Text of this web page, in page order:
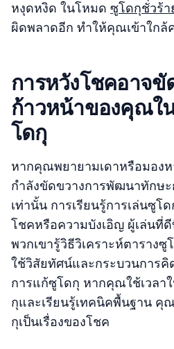
หงุดหงิด ในโหมด ซูโดกุชั่วร้า
ผิดพลาดอีก ทำให้คุณเข้าใก
การหวังโชคอาจ
ก้าวหน้าของคุณใ
โดกุ
หากคุณพยายามเดาหรือมอง
กำลังขัดขวางการพัฒนาทักษ
เท่านั้น การเรียนรู้การเล่นซูโ
โชคหรือความบังเอิญ ผู้เล่นที่
พวกเขารู้วิธีวิเคราะห์ตารางซู
ใช้วิสัยทัศน์และกระบวนการคิ
การแก้ซูโดกุ หากคุณใช้เวลา
กุและเรียนรู้เทคนิคพื้นฐาน
กุเป็นเรื่องของโชค